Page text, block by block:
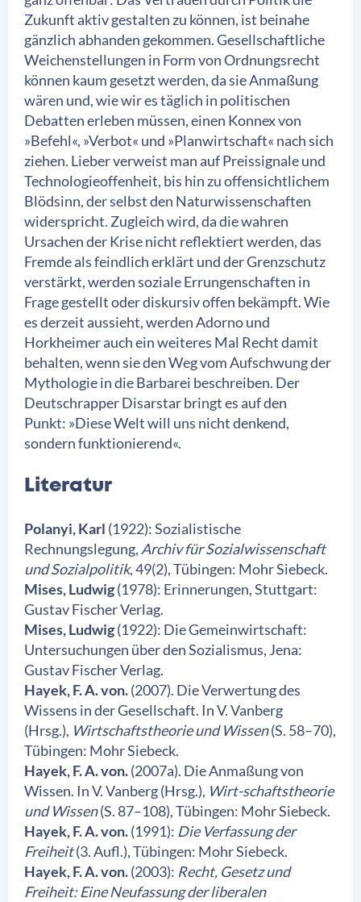
Zukunft aktiv gestalten zu können, ist beinahe
gänzlich abhanden gekommen. Gesellschaftliche
Weichenstellungen in Form von Ordnungsrecht
können kaum gesetzt werden, da sie Anmaßung
wären und, wie wir es täglich in politischen
Debatten erleben müssen, einen Konnex von
»Befehl«, »Verbot« und »Planwirtschaft« nach sich
ziehen. Lieber verweist man auf Preissignale und
Technologieoffenheit, bis hin zu offensichtlichem
Blödsinn, der selbst den Naturwissenschaften
widerspricht. Zugleich wird, da die wahren
Ursachen der Krise nicht reflektiert werden, das
Fremde als feindlich erklärt und der Grenzschutz
verstärkt, werden soziale Errungenschaften in
Frage gestellt oder diskursiv offen bekämpft. Wie
es derzeit aussieht, werden Adorno und
Horkheimer auch ein weiteres Mal Recht damit
behalten, wenn sie den Weg vom Aufschwung der
Mythologie in die Barbarei beschreiben. Der
Deutschrapper Disarstar bringt es auf den
Punkt: »Diese Welt will uns nicht denkend,
sondern funktionierend«.
Literatur
Polanyi, Karl (1922): Sozialistische
Rechnungslegung, Archiv für Sozialwissenschaft
und Sozialpolitik, 49(2), Tübingen: Mohr Siebeck.
Mises, Ludwig(1978): Erinnerungen, Stuttgart:
Gustav Fischer Verlag.
Mises, Ludwig(1922): Die Gemeinwirtschaft:
Untersuchungen über den Sozialismus, Jena:
Gustav Fischer Verlag.
Hayek, F. A. von.(2007). Die Verwertung des
Wissens in der Gesellschaft. In V. Vanberg
(Hrsg.), Wirtschaftstheorie und Wissen(S. 58–70),
Tübingen: Mohr Siebeck.
Hayek, F. A. von.(2007a). Die Anmaßung von
Wissen. In V. Vanberg (Hrsg.), Wirt-schaftstheorie
und Wissen(S. 87–108), Tübingen: Mohr Siebeck.
Hayek, F. A. von.(1991): Die Verfassung der
Freiheit(3. Aufl.), Tübingen: Mohr Siebeck.
Hayek, F. A. von.(2003): Recht, Gesetz und
Freiheit: Eine Neufassung der liberalen